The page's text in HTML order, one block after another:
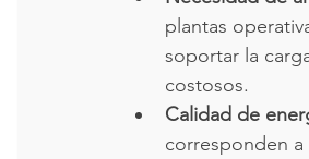
plantas
soportar la
costosos.
Calidad de
corresponden